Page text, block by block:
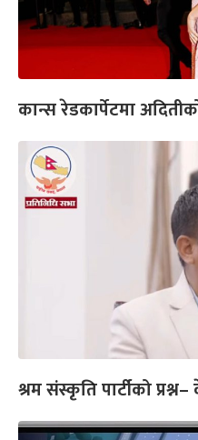
कान्स रेडकार्पेटमा
श्रम संस्कृति पार्टीको